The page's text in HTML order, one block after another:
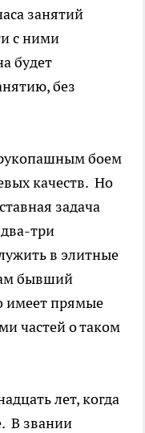
занятий
с ними
будет
без
боем
качеств. Но
задача
три
в элитные
бывший
имеет прямые
частей о таком
лет, когда
В звании